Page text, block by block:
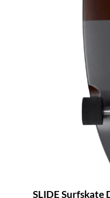
SLIDE Surfskate